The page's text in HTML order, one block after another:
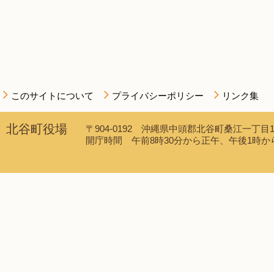
このサイトについて プライバシーポリシー リンク集
北谷町役場
〒904-0192 沖縄県中頭郡北谷町桑江一丁
開庁時間 午前8時30分から正午、午後1時か